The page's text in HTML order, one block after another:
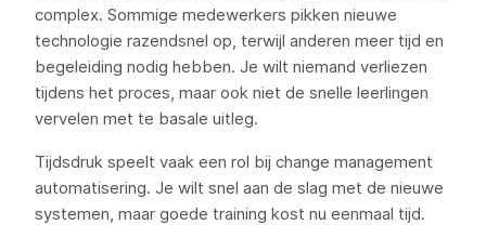
complex. Sommige medewerkers pikken nieuwe
technologie razendsnel op, terwijl anderen meer tijd en
begeleiding nodig hebben. Je wilt niemand verliezen
tijdens het proces, maar ook niet de snelle leerlingen
vervelen met te basale uitleg.
Tijdsdruk speelt vaak een rol bij change management
automatisering. Je wilt snel aan de slag met de nieuwe
systemen, maar goede training kost nu eenmaal tijd.